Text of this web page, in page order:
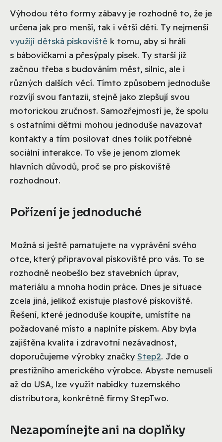
Výhodou této formy zábavy je rozhodně to, že je
určena jak pro menší, tak i větší děti. Ty nejmenší
využijí dětská pískoviště k tomu, aby si hráli
s bábovičkami a přesýpaly písek. Ty starší již
začnou třeba s budováním měst, silnic, ale i
různých dalších věcí. Tímto způsobem jednoduše
rozvíjí svou fantazii, stejně jako zlepšují svou
motorickou zručnost. Samozřejmostí je, že spolu
s ostatními dětmi mohou jednoduše navazovat
kontakty a tím posilovat dnes tolik potřebné
sociální interakce. To vše je jenom zlomek
hlavních důvodů, proč se pro pískoviště
rozhodnout.
Pořízení je jednoduché
Možná si ještě pamatujete na vyprávění svého
otce, který připravoval pískoviště pro vás. To se
rozhodně neobešlo bez stavebních úprav,
materiálu a mnoha hodin práce. Dnes je situace
zcela jiná, jelikož existuje plastové pískoviště.
Řešení, které jednoduše koupíte, umístíte na
požadované místo a naplníte pískem. Aby byla
zajištěna kvalita i zdravotní nezávadnost,
doporučujeme výrobky značky Step2. Jde o
prestižního amerického výrobce. Abyste nemuseli
až do USA, lze využít nabídky tuzemského
distributora, konkrétně firmy StepTwo.
Nezapomínejte ani na doplňky